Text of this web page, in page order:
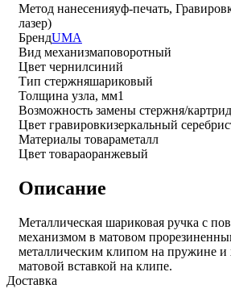
Метод нанесенияуф-печать,
лазер)
БрендUMA
Вид механизмаповоротный
Цвет чернилсиний
Тип стержняшариковый
Толщина узла, мм1
Возможность замены стержня/
Цвет гравировкизеркальный
Материалы товараметалл
Цвет товараоранжевый
Описание
Металлическая шариковая ручка с
механизмом в матовом
металлическим клипом на пружине и
матовой вставкой на клипе.
Доставка